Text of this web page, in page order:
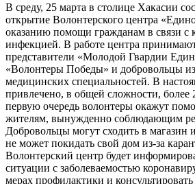
В среду, 25 марта в столице Хакасии
открытие Волонтерского центра
оказанию помощи гражданам в связи с
инфекцией. В работе центра
представители «Молодой Гвардии
«Волонтеры Победы» и добровольцы из
медицинских специальностей. В
привлечено, в общей сложности,
первую очередь волонтеры окажут
жителям, вынужденно соблюдающим
Добровольцы могут сходить в магазин
не может покидать свой дом из-за
Волонтерский центр будет
ситуации с заболеваемостью
мерах профилактики и